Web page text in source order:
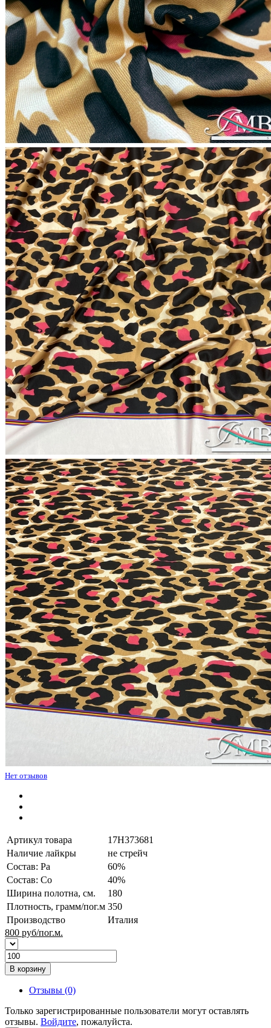
Нет отзывов
Артикул товара
17H373681
Наличие лайкры
не стрейч
Состав: Pa
60%
Состав: Co
40%
Ширина полотна, см.
180
Плотность, грамм/пог.м 350
Производство
Италия
800 руб/пог.м.
В корзину
Отзывы (0)
Только зарегистрированные пользователи могут оставлять
отзывы. Войдите, пожалуйста.